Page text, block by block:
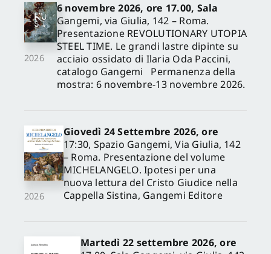
2026
6 novembre 2026, ore 17.00, Sala
Gangemi, via Giulia, 142 – Roma.
Presentazione REVOLUTIONARY UTOPIA
STEEL TIME. Le grandi lastre dipinte su
acciaio ossidato di Ilaria Oda Paccini,
catalogo Gangemi Permanenza della
mostra: 6 novembre-13 novembre 2026.
2026
Giovedì 24 Settembre 2026, ore
17:30, Spazio Gangemi, Via Giulia, 142
– Roma. Presentazione del volume
MICHELANGELO. Ipotesi per una
nuova lettura del Cristo Giudice nella
Cappella Sistina, Gangemi Editore
Martedì 22 settembre 2026, ore